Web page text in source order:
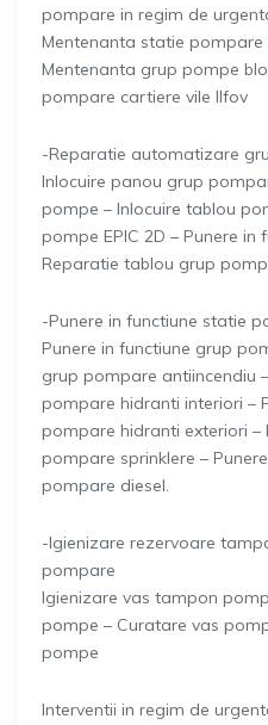
pompare in regim de
Mentenanta statie
Mentenanta grup pompe
pompare cartiere vile Ilfov
-Reparatie automatizare
Inlocuire panou grup
pompe – Inlocuire tablou
pompe EPIC 2D – Punere in
Reparatie tablou grup
-Punere in functiune statie
Punere in functiune grup
grup pompare antiincendiu
pompare hidranti interiori –
pompare hidranti exteriori –
pompare sprinklere –
pompare diesel.
-Igienizare rezervoare
pompare
Igienizare vas tampon
pompe – Curatare vas
pompe
Interventii in regim de